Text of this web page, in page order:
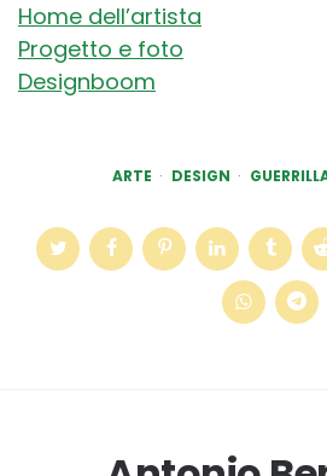
Home dell’artista
Progetto e foto
Designboom
ARTE DESIGN